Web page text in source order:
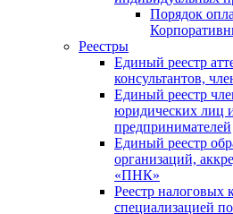
Порядок
Реестры
Единый реестр
консультантов,
Единый реестр
юридических лиц
предпринимателей
Единый реестр
организаций,
«ПНК»
Реестр налоговых
специализацией